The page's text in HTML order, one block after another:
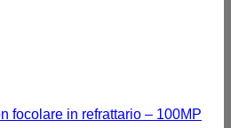
focolare in refrattario – 100MP